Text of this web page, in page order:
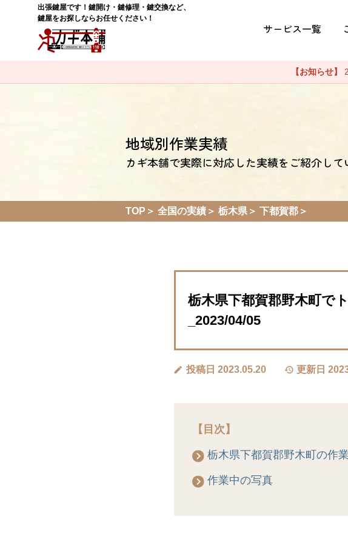
出張鍵屋です！鍵開け・鍵修理・鍵交換など、
鍵屋をお探しならお任せください！
サービス一覧
【お知らせ】
地域別作業実績
カギ本舗で実際に対応した実績をご紹介して
TOP 全国の実績 栃木県 下都賀郡
栃木県下都賀郡野木町で
_2023/04/05
投稿日 2023.05.20 更新日
【目次】
栃木県下都賀郡野木町の作
作業中の写真